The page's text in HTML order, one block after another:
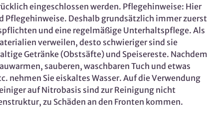
eingeschlossen werden. Pflegehinweise: Hier
Deshalb grundsätzlich immer zuerst
und eine regelmäßige Unterhaltspflege. Als
verweilen, desto schwieriger sind sie
Getränke (Obstsäfte) und Speisereste. Nachdem
sauberen, waschbaren Tuch und etwas
nehmen Sie eiskaltes Wasser. Auf die Verwendung
auf Nitrobasis sind zur Reinigung nicht
zu Schäden an den Fronten kommen.